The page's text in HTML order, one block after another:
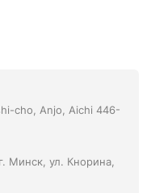
cho, Anjo, Aichi 446-
Минск, ул. Кнорина,